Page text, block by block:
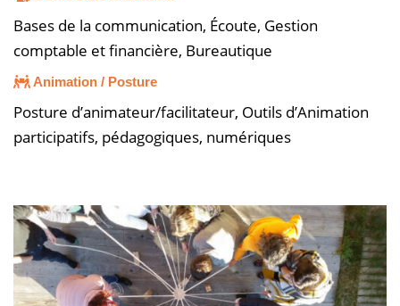
Bases de la communication, Écoute, Gestion
comptable et financière, Bureautique
Animation / Posture
Posture d’animateur/facilitateur, Outils d’Animation
participatifs, pédagogiques, numériques